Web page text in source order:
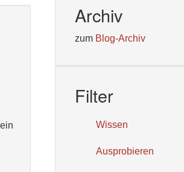
Archiv
zum Blog-Archiv
Filter
Wissen
Ausprobieren